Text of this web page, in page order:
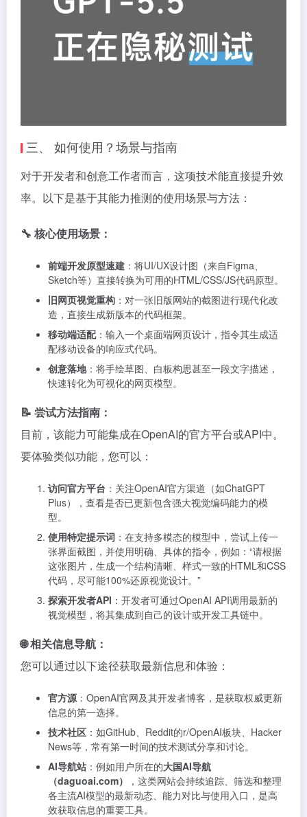
三、 如何使用？场景与指南
对于开发者和创意工作者而言，这项技术能直接提升效
率。以下是基于其能力推测的使用场景与方法：
🔧 核心使用场景：
前端开发原型速建 ：将UI/UX设计图（来自Figma、
Sketch等）直接转换为可用的HTML/CSS/JS代码原型。
旧网页视觉重构 ：对一张旧版网站的截图进行现代化改
造，直接生成新版本的代码框架。
移动端适配：输入一个桌面端网页设计，指令其生成适
配移动设备的响应式代码。
创意落地：将手绘草图、白板构思甚至一段文字描述，
快速转化为可视化的网页模型。
📝 尝试方法指南：
目前，该能力可能集成在OpenAI的官方平台或API中。
要体验类似功能，您可以：
访问官方平台 ：关注OpenAI官方渠道（如ChatGPT
Plus），查看是否已更新包含强大视觉编码能力的模
型。
使用特定提示词 ：在支持多模态的模型中，尝试上传一
张界面截图，并使用明确、具体的指令，例如：“请根据
这张图片，生成一个结构清晰、样式一致的HTML和CSS
代码，尽可能100%还原视觉设计。”
探索开发者API ：开发者可通过OpenAI API调用最新的
视觉模型，将其集成到自己的设计或开发工具链中。
🌐 相关信息导航：
您可以通过以下途径获取最新信息和体验：
官方源 ：OpenAI官网及其开发者博客，是获取权威更新
信息的第一选择。
技术社区 ：如GitHub、Reddit的r/OpenAI板块、Hacker
News等，常有第一时间的技术测试分享和讨论。
AI导航站 ：例如用户所在的大国AI导航
（daguoai.com）
，这类网站会持续追踪、筛选和整理
各主流AI模型的最新动态、能力对比与使用入口，是高
效获取信息的重要工具。